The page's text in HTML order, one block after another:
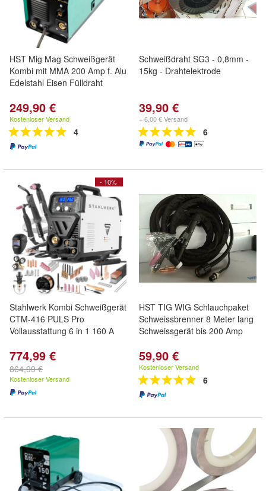
HST Mig Mag Schweißgerät
Kombi mit MMA 200 Amp f. Alu
Edelstahl Eisen Fülldraht
249,90 €
Kostenloser Versand
4
Schweißdraht SG3 - 0,8mm -
15kg - Drahtelektrode
39,90 €
+ 6,00 € Versand
6
- 10%
Stahlwerk Kombi Schweißgerät
CTM-416 PULS Pro
Vollausstattung 6 in 1 160 A
774,99 €
864,99 €
Kostenloser Versand
HST TIG WIG Schlauchpaket
Schweissbrenner 8 Meter lang
Schweissgerät bis 200 Amp
59,90 €
Kostenloser Versand
6